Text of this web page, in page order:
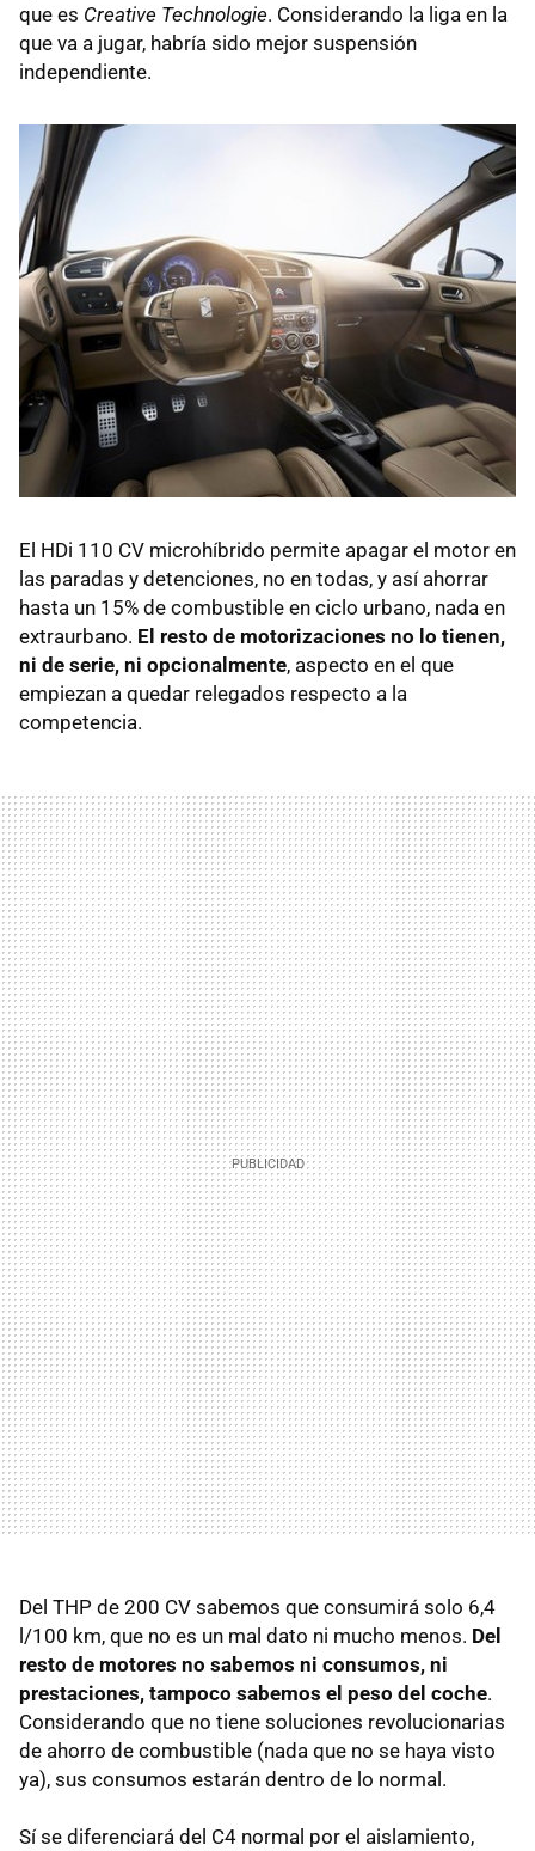
que es Creative Technologie. Considerando la liga en la
que va a jugar, habría sido mejor suspensión
independiente.
El HDi 110 CV microhíbrido permite apagar el motor en
las paradas y detenciones, no en todas, y así ahorrar
hasta un 15% de combustible en ciclo urbano, nada en
extraurbano. El resto de motorizaciones no lo tienen,
ni de serie, ni opcionalmente, aspecto en el que
empiezan a quedar relegados respecto a la
competencia.
Del THP de 200 CV sabemos que consumirá solo 6,4
l/100 km, que no es un mal dato ni mucho menos. Del
resto de motores no sabemos ni consumos, ni
prestaciones, tampoco sabemos el peso del coche.
Considerando que no tiene soluciones revolucionarias
de ahorro de combustible (nada que no se haya visto
ya), sus consumos estarán dentro de lo normal.
Sí se diferenciará del C4 normal por el aislamiento,